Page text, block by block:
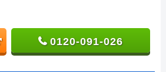
0120-091-026